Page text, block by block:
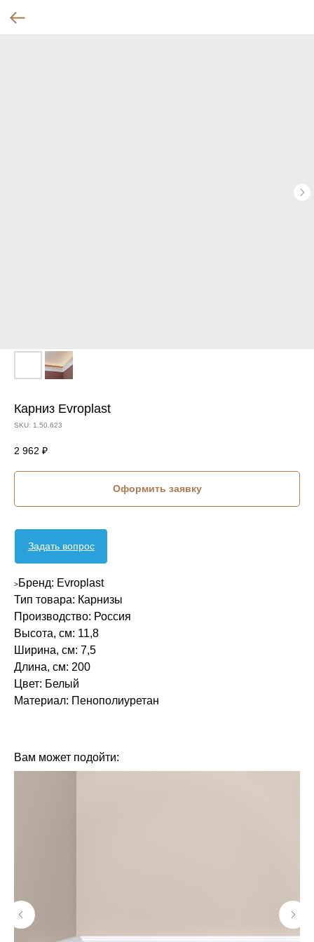
Карниз Evroplast
SKU: 1.50.623
2 962 ₽
Оформить заявку
Задать вопрос
>Бренд: Evroplast
Тип товара: Карнизы
Производство: Россия
Высота, см: 11,8
Ширина, см: 7,5
Длина, см: 200
Цвет: Белый
Материал: Пенополиуретан
Вам может подойти: